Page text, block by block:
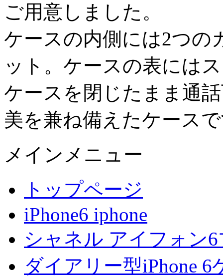
ご用意しました。
ケースの内側には2つの
ット。ケースの表には
ケースを閉じたまま通
美を兼ね備えたケース
メインメニュー
トップページ
iPhone6 iphone
シャネル アイフォン
ダイアリー型iPhone 6